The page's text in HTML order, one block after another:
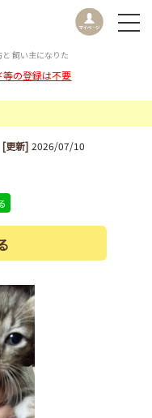
飼い主になりた
の登録は不要
[更新] 2026/07/10